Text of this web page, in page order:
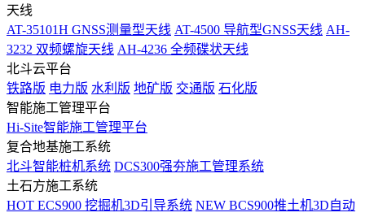
天线
AT-35101H GNSS测量型天线 AT-4500 导航型GNSS天线 AH-
3232 双频螺旋天线 AH-4236 全频碟状天线
北斗云平台
铁路版 电力版 水利版 地矿版 交通版 石化版
智能施工管理平台
Hi-Site智能施工管理平台
复合地基施工系统
北斗智能桩机系统 DCS300强夯施工管理系统
土石方施工系统
HOT ECS900 挖掘机3D引导系统 NEW BCS900推土机3D自动